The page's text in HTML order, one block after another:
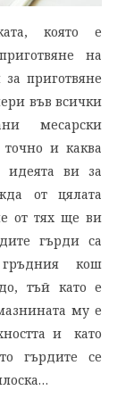
която е
на
приготвяне
във всички
месарски
и каква
идеята ви за
от цялата
от тях ще ви
гърди са
кош
тъй като е
му е
и като
гърдите се